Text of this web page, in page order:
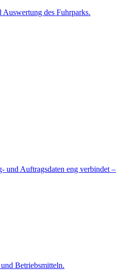
des Fuhrparks.
und Auftragsdaten eng
Betriebsmitteln.